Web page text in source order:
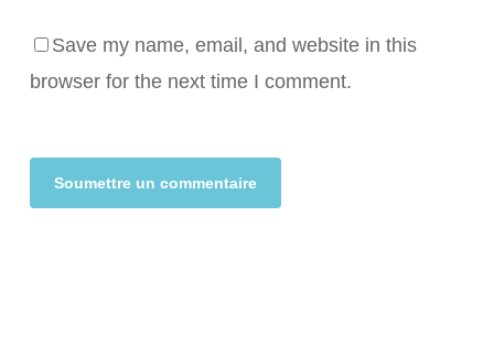
Save my name, email, and website in this
browser for the next time I comment.